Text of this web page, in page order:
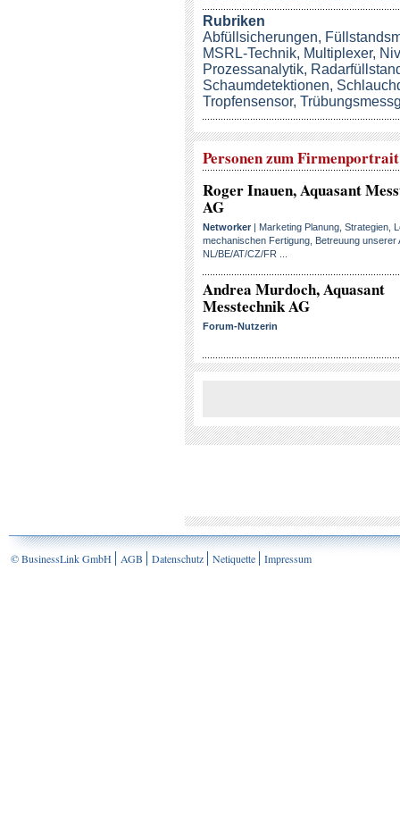
Rubriken
Abfüllsicherungen,
MSRL-Technik, Multiplexer,
Prozessanalytik,
Schaumdetektionen,
Tropfensensor,
Personen zum Firmenportrait
Roger Inauen, Aquasant
AG
Networker | Marketing Planung, Strategien,
mechanischen Fertigung, Betreuung unserer
NL/BE/AT/CZ/FR ...
Andrea Murdoch, Aquasant
Messtechnik AG
Forum-Nutzerin
© BusinessLink GmbH AGB Datenschutz Netiquette Impressum